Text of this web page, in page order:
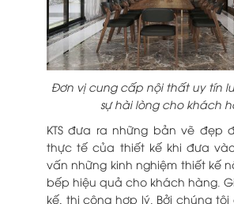
Đơn vị cung cấp nội thất uy tín
sự hài lòng cho khách
KTS đưa ra những bản vẽ đẹp
thực tế của thiết kế khi đưa
vấn những kinh nghiệm thiết kế
bếp hiệu quả cho khách hàng.
kế, thi công hợp lý. Bởi chúng tôi